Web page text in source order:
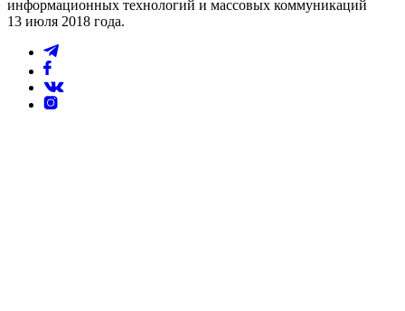
информационных технологий и массовых коммуникаций
13 июля 2018 года.